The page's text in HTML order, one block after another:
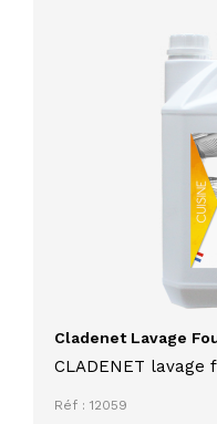
Cladenet Lavage
CLADENET lavage
de la viande, du
Réf : 12059